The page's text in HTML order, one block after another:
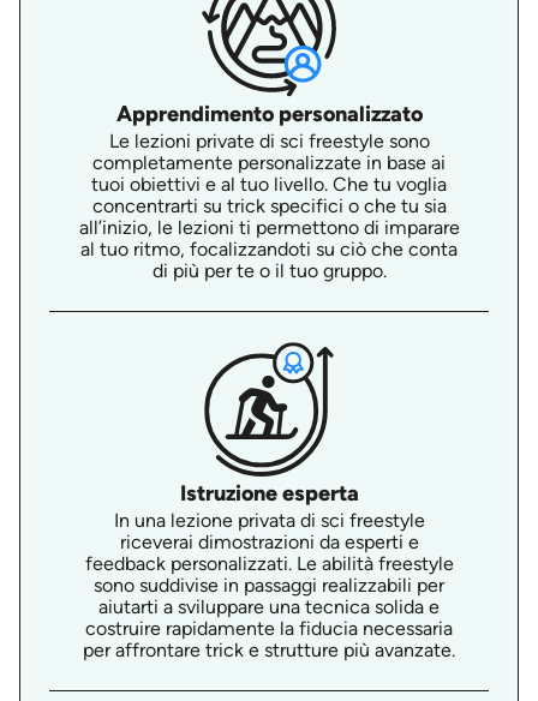
Apprendimento personalizzato
Le lezioni private di sci freestyle sono
completamente personalizzate in base ai
tuoi obiettivi e al tuo livello. Che tu voglia
concentrarti su trick specifici o che tu sia
all’inizio, le lezioni ti permettono di imparare
al tuo ritmo, focalizzandoti su ciò che conta
di più per te o il tuo gruppo.
Istruzione esperta
In una lezione privata di sci freestyle
riceverai dimostrazioni da esperti e
feedback personalizzati. Le abilità freestyle
sono suddivise in passaggi realizzabili per
aiutarti a sviluppare una tecnica solida e
costruire rapidamente la fiducia necessaria
per affrontare trick e strutture più avanzate.